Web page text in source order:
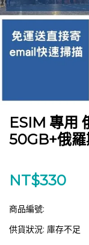
ESIM 專用
50GB+俄
NT$330
商品編號:
供貨狀況: 庫存不足